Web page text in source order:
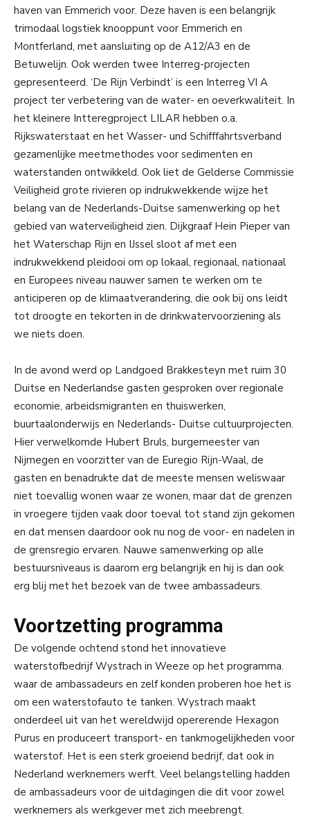
haven van Emmerich voor. Deze haven is een belangrijk
trimodaal logstiek knooppunt voor Emmerich en
Montferland, met aansluiting op de A12/A3 en de
Betuwelijn. Ook werden twee Interreg-projecten
gepresenteerd. ‘De Rijn Verbindt’ is een Interreg VI A
project ter verbetering van de water- en oeverkwaliteit. In
het kleinere Intteregproject LILAR hebben o.a.
Rijkswaterstaat en het Wasser- und Schifffahrtsverband
gezamenlijke meetmethodes voor sedimenten en
waterstanden ontwikkeld. Ook liet de Gelderse Commissie
Veiligheid grote rivieren op indrukwekkende wijze het
belang van de Nederlands-Duitse samenwerking op het
gebied van waterveiligheid zien. Dijkgraaf Hein Pieper van
het Waterschap Rijn en IJssel sloot af met een
indrukwekkend pleidooi om op lokaal, regionaal, nationaal
en Europees niveau nauwer samen te werken om te
anticiperen op de klimaatverandering, die ook bij ons leidt
tot droogte en tekorten in de drinkwatervoorziening als
we niets doen.
In de avond werd op Landgoed Brakkesteyn met ruim 30
Duitse en Nederlandse gasten gesproken over regionale
economie, arbeidsmigranten en thuiswerken,
buurtaalonderwijs en Nederlands- Duitse cultuurprojecten.
Hier verwelkomde Hubert Bruls, burgemeester van
Nijmegen en voorzitter van de Euregio Rijn-Waal, de
gasten en benadrukte dat de meeste mensen weliswaar
niet toevallig wonen waar ze wonen, maar dat de grenzen
in vroegere tijden vaak door toeval tot stand zijn gekomen
en dat mensen daardoor ook nu nog de voor- en nadelen in
de grensregio ervaren. Nauwe samenwerking op alle
bestuursniveaus is daarom erg belangrijk en hij is dan ook
erg blij met het bezoek van de twee ambassadeurs.
Voortzetting programma
De volgende ochtend stond het innovatieve
waterstofbedrijf Wystrach in Weeze op het programma.
waar de ambassadeurs en zelf konden proberen hoe het is
om een waterstofauto te tanken. Wystrach maakt
onderdeel uit van het wereldwijd opererende Hexagon
Purus en produceert transport- en tankmogelijkheden voor
waterstof. Het is een sterk groeiend bedrijf, dat ook in
Nederland werknemers werft. Veel belangstelling hadden
de ambassadeurs voor de uitdagingen die dit voor zowel
werknemers als werkgever met zich meebrengt.